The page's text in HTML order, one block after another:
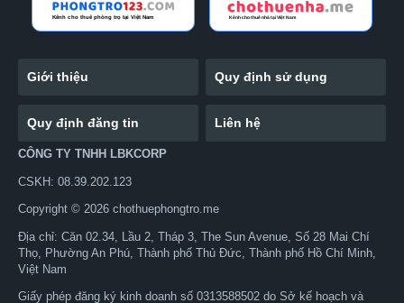
Giới thiệu Quy định sử dụng
Quy định đăng tin Liên hệ
CÔNG TY TNHH LBKCORP
CSKH: 08.39.202.123
Copyright © 2026 chothuephongtro.me
Địa chỉ: Căn 02.34, Lầu 2, Tháp 3, The Sun Avenue, Số 28 Mai Chí
Thọ, Phường An Phú, Thành phố Thủ Đức, Thành phố Hồ Chí Minh,
Việt Nam
Giấy phép đăng ký kinh doanh số 0313588502 do Sở kế hoạch và